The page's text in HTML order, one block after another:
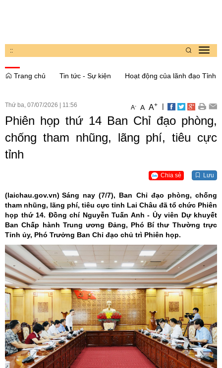
::
Trang chủ
Tin tức - Sự kiện Hoạt động của lãnh đạo Tỉnh
Thứ ba, 07/07/2026 11:56 A- A A+ |
Phiên họp thứ 14 Ban Chỉ đạo phòng,
chống tham nhũng, lãng phí, tiêu cực
tỉnh
Chia sẻ Lưu
(laichau.gov.vn) Sáng nay (7/7), Ban Chỉ đạo phòng, chống
tham nhũng, lãng phí, tiêu cực tỉnh Lai Châu đã tổ chức Phiên
họp thứ 14. Đồng chí Nguyễn Tuấn Anh - Ủy viên Dự khuyết
Ban Chấp hành Trung ương Đảng, Phó Bí thư Thường trực
Tỉnh ủy, Phó Trưởng Ban Chỉ đạo chủ trì Phiên họp.